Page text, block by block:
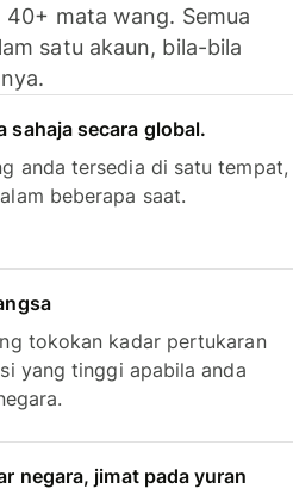
mata wang. Semua
satu akaun, bila-bila
sahaja secara global.
anda tersedia di satu tempat,
beberapa saat.
tokokan kadar pertukaran
yang tinggi apabila anda
negara, jimat pada yuran